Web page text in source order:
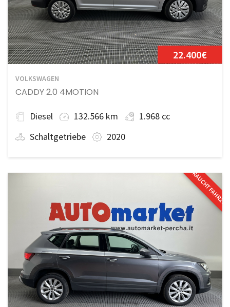
22.400€
VOLKSWAGEN
CADDY 2.0 4MOTION
Diesel 132.566 km
1.968 cc
Schaltgetriebe
2020